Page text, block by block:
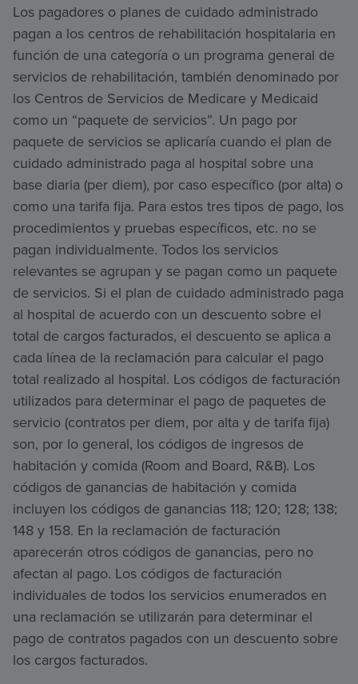
Los pagadores o planes de cuidado administrado
pagan a los centros de rehabilitación hospitalaria en
función de una categoría o un programa general de
servicios de rehabilitación, también denominado por
los Centros de Servicios de Medicare y Medicaid
como un “paquete de servicios”. Un pago por
paquete de servicios se aplicaría cuando el plan de
cuidado administrado paga al hospital sobre una
base diaria (per diem), por caso específico (por alta) o
como una tarifa fija. Para estos tres tipos de pago, los
procedimientos y pruebas específicos, etc. no se
pagan individualmente. Todos los servicios
relevantes se agrupan y se pagan como un paquete
de servicios. Si el plan de cuidado administrado paga
al hospital de acuerdo con un descuento sobre el
total de cargos facturados, el descuento se aplica a
cada línea de la reclamación para calcular el pago
total realizado al hospital. Los códigos de facturación
utilizados para determinar el pago de paquetes de
servicio (contratos per diem, por alta y de tarifa fija)
son, por lo general, los códigos de ingresos de
habitación y comida (Room and Board, R&B). Los
códigos de ganancias de habitación y comida
incluyen los códigos de ganancias 118; 120; 128; 138;
148 y 158. En la reclamación de facturación
aparecerán otros códigos de ganancias, pero no
afectan al pago. Los códigos de facturación
individuales de todos los servicios enumerados en
una reclamación se utilizarán para determinar el
pago de contratos pagados con un descuento sobre
los cargos facturados.